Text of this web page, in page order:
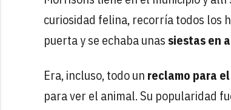
curiosidad felina, recorría todos los
puerta y se echaba unas siestas en
Era, incluso, todo un reclamo para
para ver el animal. Su popularidad